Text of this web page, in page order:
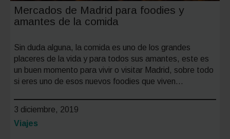
Mercados de Madrid para foodies y
amantes de la comida
Sin duda alguna, la comida es uno de los grandes
placeres de la vida y para todos sus amantes, este es
un buen momento para vivir o visitar Madrid, sobre todo
si eres uno de esos nuevos foodies que viven…
3 diciembre, 2019
Categoría:
Viajes